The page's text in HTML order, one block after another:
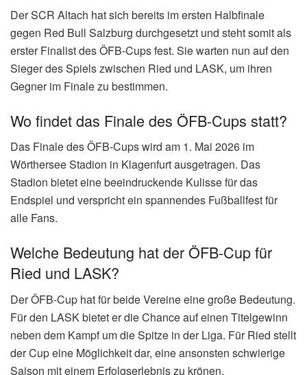
Der SCR Altach hat sich bereits im ersten Halbfinale
gegen Red Bull Salzburg durchgesetzt und steht somit als
erster Finalist des ÖFB-Cups fest. Sie warten nun auf den
Sieger des Spiels zwischen Ried und LASK, um ihren
Gegner im Finale zu bestimmen.
Wo findet das Finale des ÖFB-Cups statt?
Das Finale des ÖFB-Cups wird am 1. Mai 2026 im
Wörthersee Stadion in Klagenfurt ausgetragen. Das
Stadion bietet eine beeindruckende Kulisse für das
Endspiel und verspricht ein spannendes Fußballfest für
alle Fans.
Welche Bedeutung hat der ÖFB-Cup für
Ried und LASK?
Der ÖFB-Cup hat für beide Vereine eine große Bedeutung.
Für den LASK bietet er die Chance auf einen Titelgewinn
neben dem Kampf um die Spitze in der Liga. Für Ried stellt
der Cup eine Möglichkeit dar, eine ansonsten schwierige
Saison mit einem Erfolgserlebnis zu krönen.